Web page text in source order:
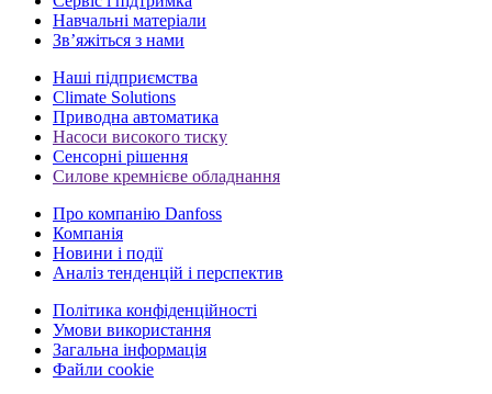
Навчальні матеріали
Зв’яжіться з нами
Наші підприємства
Climate Solutions
Приводна автоматика
Насоси високого тиску
Сенсорні рішення
Силове кремнієве обладнання
Про компанію Danfoss
Компанія
Новини і події
Аналіз тенденцій і перспектив
Політика конфіденційності
Умови використання
Загальна інформація
Файли cookie